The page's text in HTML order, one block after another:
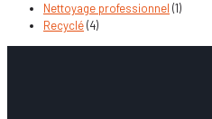
Nettoyage professionnel (1)
Recyclé(4)